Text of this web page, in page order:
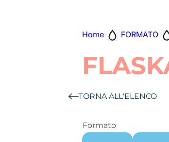
Home FORMATO
TORNA ALL'ELENCO
Formato